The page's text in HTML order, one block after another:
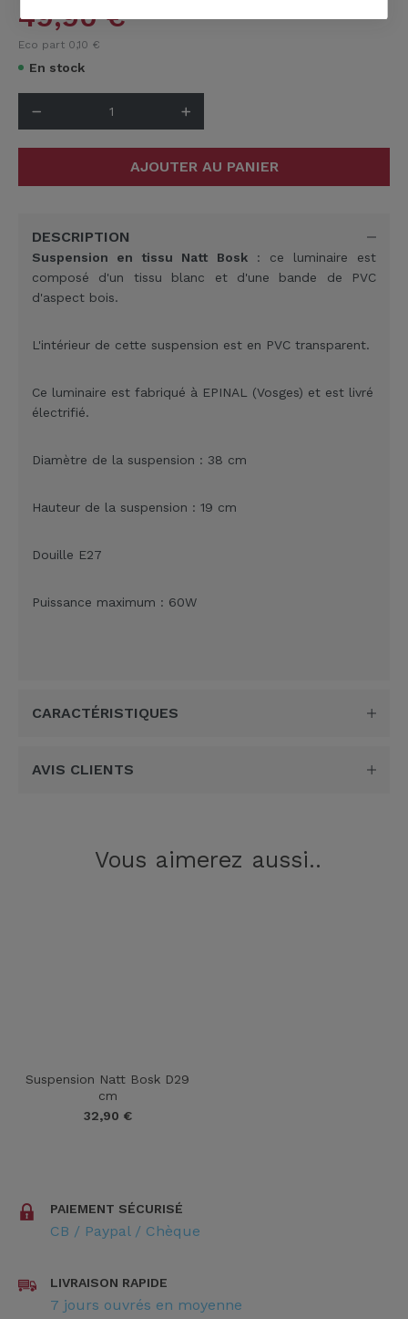
49,90€
Eco part 0,10 €
En stock
AJOUTER AU PANIER
DESCRIPTION
Suspension en tissu Natt Bosk: ce luminaire est
composé d'un tissu blanc et d'une bande de PVC
d'aspect bois.
L'intérieur de cette suspension est en PVC transparent.
Ce luminaire est fabriqué à EPINAL (Vosges) et est livré
électrifié.
Diamètre de la suspension : 38 cm
Hauteur de la suspension : 19 cm
Douille E27
Puissance maximum : 60W
CARACTÉRISTIQUES
AVIS CLIENTS
Vous aimerez aussi..
Suspension Natt Bosk D29
cm
32,90 €
PAIEMENT SÉCURISÉ
CB / Paypal / Chèque
LIVRAISON RAPIDE
7 jours ouvrés en moyenne